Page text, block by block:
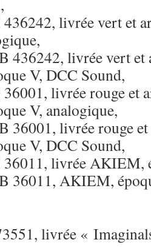
livrée vert et
436242, livrée vert et
V, DCC Sound,
livrée rouge et
V, analogique,
36001, livrée rouge
V, DCC Sound,
livrée AKIEM,
36011, AKIEM,
livrée «